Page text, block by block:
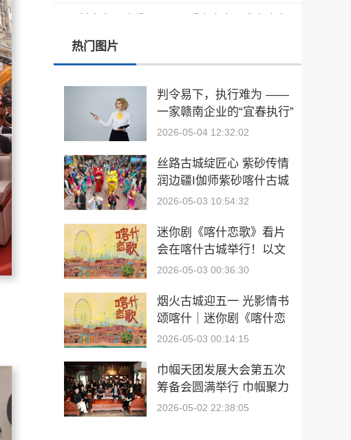
洪紫千：福鼎白茶越老越值钱？
热门图片
判令易下，执行难为 ——
一家赣南企业的“宜春执行”
之困
2026-05-04 12:32:02
丝路古城绽匠心 紫砂传情
润边疆I伽师紫砂喀什古城
旗舰店盛大开业
2026-05-03 10:54:32
迷你剧《喀什恋歌》看片
会在喀什古城举行！以文
艺光影致敬丝路古城烟火
2026-05-03 00:36:30
​烟火古城迎五一 光影情书
颂喀什｜迷你剧《喀什恋
歌》看片会在喀什古城举
2026-05-03 00:14:15
巾帼天团发展大会第五次
筹备会圆满举行 巾帼聚力
启新程 白皮书领航向
2026-05-02 22:38:05